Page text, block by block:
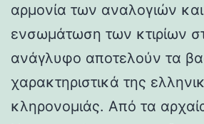
αρμονία των αναλογιών
ενσωμάτωση των κτιρίων
ανάγλυφο αποτελούν τα
χαρακτηριστικά της
κληρονομιάς. Από τα